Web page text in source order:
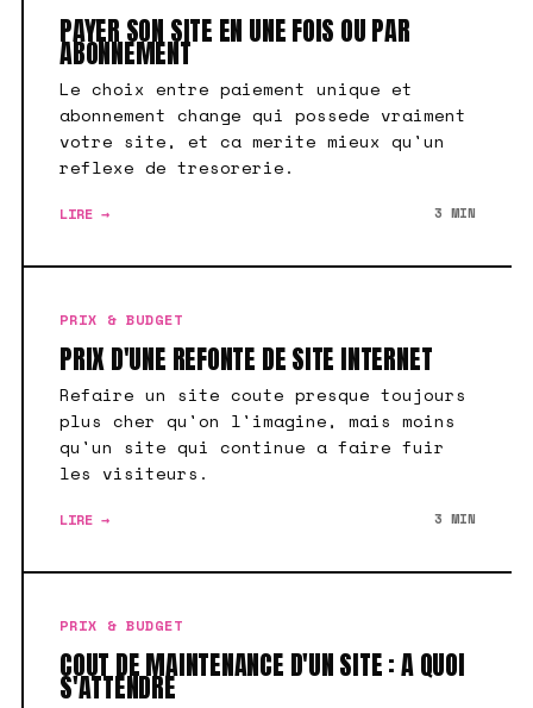
PAYER SON SITE EN UNE FOIS OU PAR
ABONNEMENT
Le choix entre paiement unique et
abonnement change qui possede vraiment
votre site, et ca merite mieux qu'un
reflexe de tresorerie.
LIRE → 3 MIN
PRIX & BUDGET
PRIX D'UNE REFONTE DE SITE INTERNET
Refaire un site coute presque toujours
plus cher qu'on l'imagine, mais moins
qu'un site qui continue a faire fuir
les visiteurs.
LIRE → 3 MIN
PRIX & BUDGET
COUT DE MAINTENANCE D'UN SITE : A QUOI
S'ATTENDRE